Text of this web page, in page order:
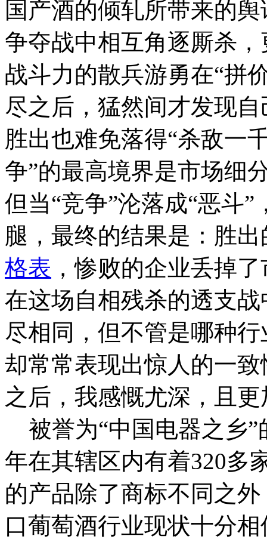
国产酒的倾轧所带来的
争夺战中相互角逐厮杀
战斗力的散兵游勇在“拼
尽之后，猛然间才发现
胜出也难免落得“杀敌一
争”的最高境界是市场细
但当“竞争”沦落成“恶斗
腿，最终的结果是：胜
格表 ，惨败的企业丢掉
在这场自相残杀的透支
尽相同，但不管是哪种
却常常表现出惊人的一
之后，我感慨尤深，且
被誉为“中国电器之乡
年在其辖区内有着320多
的产品除了商标不同之
口葡萄酒行业现状十分